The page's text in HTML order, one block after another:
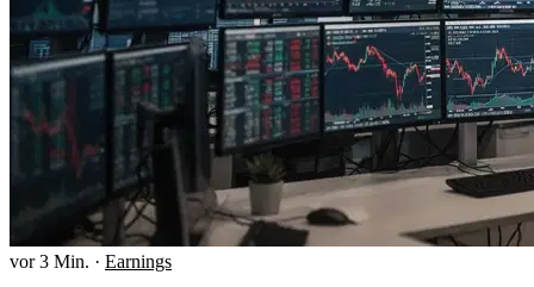
vor 3 Min. · Earnings